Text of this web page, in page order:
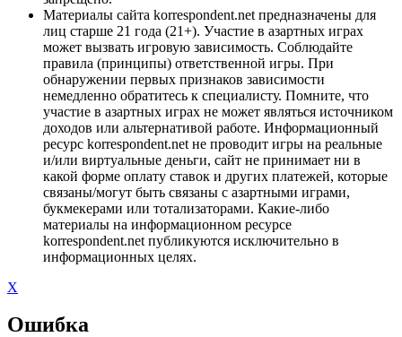
Материалы сайта korrespondent.net предназначены для
лиц старше 21 года (21+). Участие в азартных играх
может вызвать игровую зависимость. Соблюдайте
правила (принципы) ответственной игры. При
обнаружении первых признаков зависимости
немедленно обратитесь к специалисту. Помните, что
участие в азартных играх не может являться источником
доходов или альтернативой работе. Информационный
ресурс korrespondent.net не проводит игры на реальные
и/или виртуальные деньги, сайт не принимает ни в
какой форме оплату ставок и других платежей, которые
связаны/могут быть связаны с азартными играми,
букмекерами или тотализаторами. Какие-либо
материалы на информационном ресурсе
korrespondent.net публикуются исключительно в
информационных целях.
X
Ошибка